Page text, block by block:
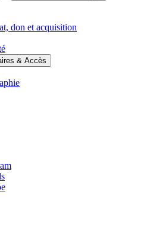
don et acquisition
& Accès